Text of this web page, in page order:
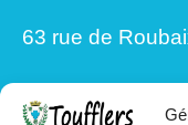
63 rue de